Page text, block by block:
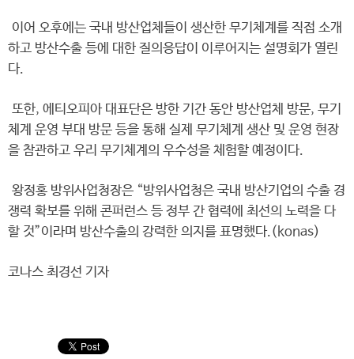
이어 오후에는 국내 방산업체들이 생산한 무기체계를 직접 소개
하고 방산수출 등에 대한 질의응답이 이루어지는 설명회가 열린
다.
또한, 에티오피아 대표단은 방한 기간 동안 방산업체 방문, 무기
체계 운영 부대 방문 등을 통해 실제 무기체계 생산 및 운영 현장
을 참관하고 우리 무기체계의 우수성을 체험할 예정이다.
왕정홍 방위사업청장은 “방위사업청은 국내 방산기업의 수출 경
쟁력 확보를 위해 콘퍼런스 등 정부 간 협력에 최선의 노력을 다
할 것”이라며 방산수출의 강력한 의지를 표명했다.(konas)
코나스 최경선 기자